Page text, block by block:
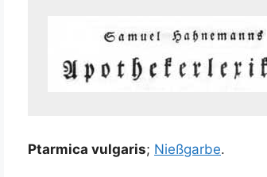
Ptar­mi­ca vul­ga­ris; Nieß­gar­be.